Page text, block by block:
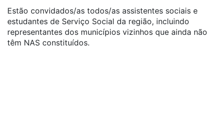
Estão convidados/as todos/as assistentes sociais e
estudantes de Serviço Social da região, incluindo
representantes dos municípios vizinhos que ainda não
têm NAS constituídos.